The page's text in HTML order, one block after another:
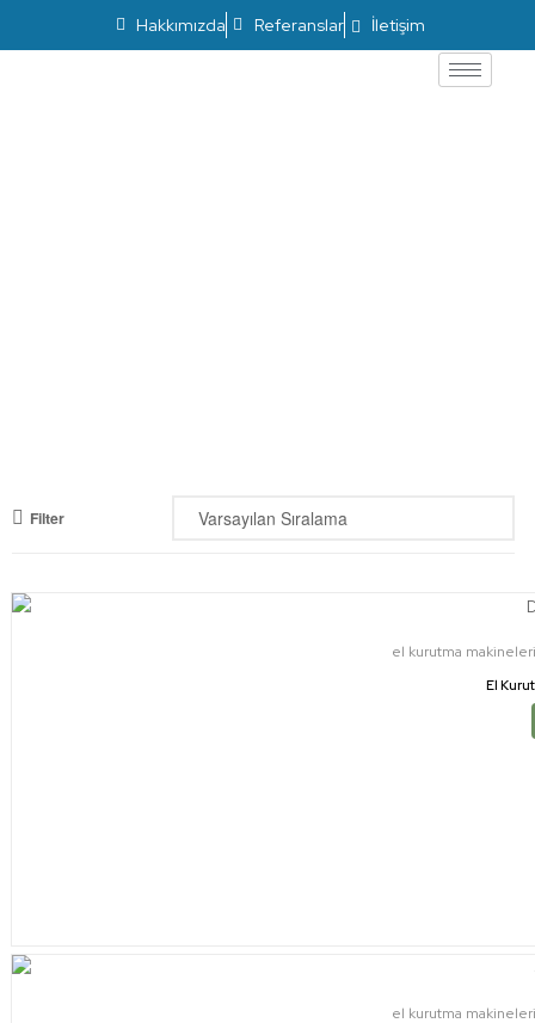
Hakkımızda Referanslar İletişim
Filter
el kurutma makineleri
El
el kurutma makineleri